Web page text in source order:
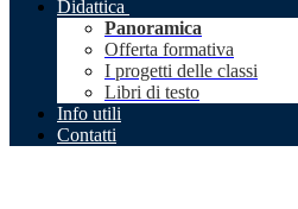
Didattica
Panoramica
Offerta formativa
I progetti delle classi
Libri di testo
Info utili
Contatti